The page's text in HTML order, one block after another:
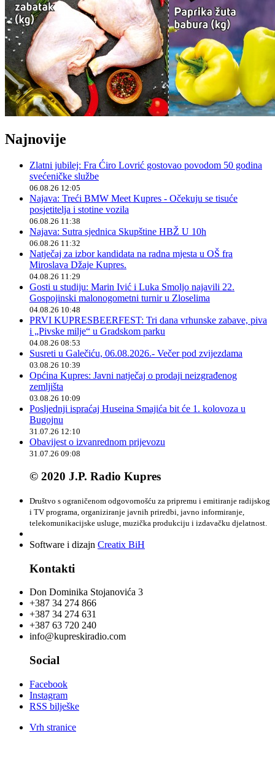
Najnovije
Zlatni jubilej: Fra Ćiro Lovrić gostovao povodom 50 godina
svećeničke službe
06.08.26 12:05
Najava: Treći BMW Meet Kupres - Očekuju se tisuće
posjetitelja i stotine vozila
06.08.26 11:38
Najava: Sutra sjednica Skupštine HBŽ U 10h
06.08.26 11:32
Natječaj za izbor kandidata na radna mjesta u OŠ fra
Miroslava Džaje Kupres.
04.08.26 11:29
Gosti u studiju: Marin Ivić i Luka Smoljo najavili 22.
Gospojinski malonogometni turnir u Zloselima
04.08.26 10:48
PRVI KUPRESBEERFEST: Tri dana vrhunske zabave, piva
i „Pivske milje“ u Gradskom parku
04.08.26 08:53
Susreti u Galečiću, 06.08.2026.- Večer pod zvijezdama
03.08.26 10:39
Općina Kupres: Javni natječaj o prodaji neizgrađenog
zemljišta
03.08.26 10:09
Posljednji ispraćaj Huseina Smajića bit će 1. kolovoza u
Bugojnu
31.07.26 12:10
Obavijest o izvanrednom prijevozu
31.07.26 09:08
© 2020 J.P. Radio Kupres
Društvo s ograničenom odgovornošću za pripremu i emitiranje radijskog
i TV programa, organiziranje javnih priredbi, javno informiranje,
telekomunikacijske usluge, muzička produkciju i izdavačku djelatnost.
Software i dizajn Creatix BiH
Kontakti
Don Dominika Stojanovića 3
+387 34 274 866
+387 34 274 631
+387 63 720 240
info@kupreskiradio.com
Social
Facebook
Instagram
RSS bilješke
Vrh stranice